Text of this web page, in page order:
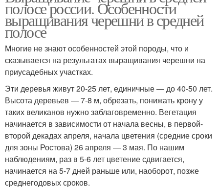
полосе россии. Особенности
выращивания черешни в средней
полосе
Многие не знают особенностей этой породы, что и
сказывается на результатах выращивания черешни на
приусадебных участках.
Эти деревья живут 20-25 лет, единичные — до 40-50 лет.
Высота деревьев — 7-8 м, обрезать, понижать крону у
таких великанов нужно заблаговременно. Вегетация
начинается в зависимости от начала весны, в первой-
второй декадах апреля, начала цветения (средние сроки
для зоны Ростова) 26 апреля — 3 мая. По нашим
наблюдениям, раз в 5-6 лет цветение сдвигается,
начинается на 5-7 дней раньше или, наоборот, позже
среднегодовых сроков.